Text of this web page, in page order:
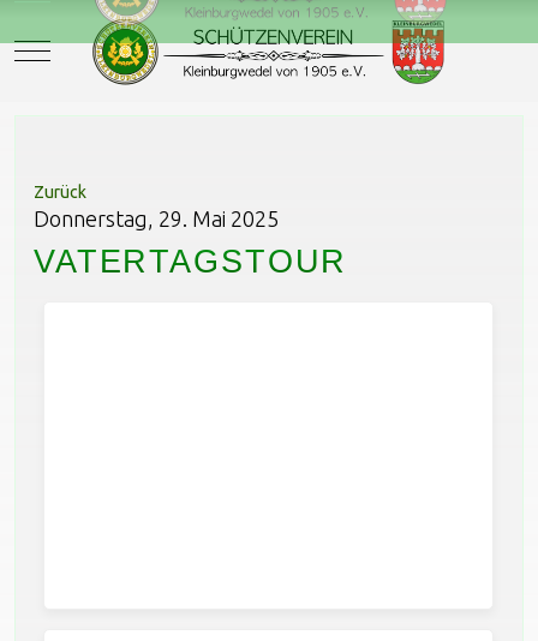
Mobile Menu Toggle
Zurück
Donnerstag, 29. Mai 2025
VATERTAGSTOUR